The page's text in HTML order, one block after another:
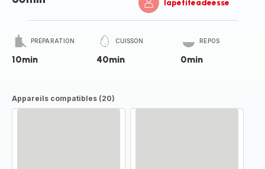
lapetiteadeesse
PRÉPARATION
10min
CUISSON
40min
REPOS
0min
Appareils compatibles (20)